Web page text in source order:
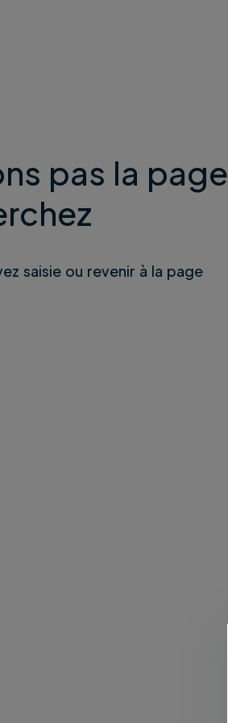
pas la page
saisie ou revenir à la page